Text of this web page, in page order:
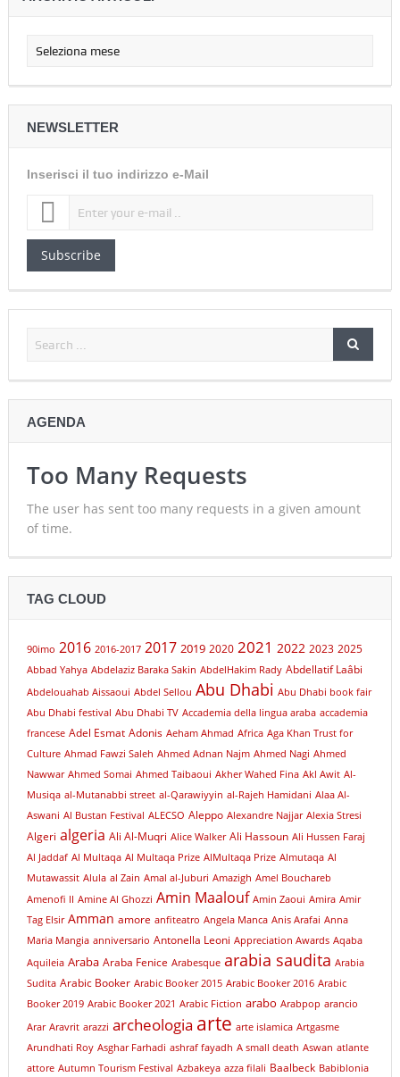
NEWSLETTER
Inserisci il tuo indirizzo e-Mail
Subscribe
AGENDA
Too Many Requests
The user has sent too many requests in a given amount
of time.
TAG CLOUD
90imo 2016 2016-2017 2017 2019 2020 2021 2022 2023 2025
Abbad Yahya Abdelaziz Baraka Sakin AbdelHakim Rady Abdellatif Laâbi
Abdelouahab Aissaoui Abdel Sellou Abu Dhabi Abu Dhabi book fair
Abu Dhabi festival Abu Dhabi TV Accademia della lingua araba accademia
francese Adel Esmat Adonis Aeham Ahmad Africa Aga Khan Trust for
Culture Ahmad Fawzi Saleh Ahmed Adnan Najm Ahmed Nagi Ahmed
Nawwar Ahmed Somai Ahmed Taibaoui Akher Wahed Fina Akl Awit Al-
Musiqa al-Mutanabbi street al-Qarawiyyin al-Rajeh Hamidani Alaa Al-
Aswani Al Bustan Festival ALECSO Aleppo Alexandre Najjar Alexia Stresi
Algeri algeria Ali Al-Muqri Alice Walker Ali Hassoun Ali Hussen Faraj
Al Jaddaf Al Multaqa Al Multaqa Prize AlMultaqa Prize Almutaqa Al
Mutawassit Alula al Zain Amal al-Juburi Amazigh Amel Bouchareb
Amenofi II Amine Al Ghozzi Amin Maalouf Amin Zaoui Amira Amir
Tag Elsir Amman amore anfiteatro Angela Manca Anis Arafai Anna
Maria Mangia anniversario Antonella Leoni Appreciation Awards Aqaba
Aquileia Araba Araba Fenice Arabesque arabia saudita Arabia
Sudita Arabic Booker Arabic Booker 2015 Arabic Booker 2016 Arabic
Booker 2019 Arabic Booker 2021 Arabic Fiction arabo Arabpop arancio
Arar Aravrit arazzi archeologia arte arte islamica Artgasme
Arundhati Roy Asghar Farhadi ashraf fayadh A small death Aswan atlante
attore Autumn Tourism Festival Azbakeya azza filali Baalbeck Babiblonia